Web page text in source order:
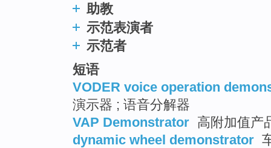
助教
示范表演者
示范者
短语
VODER voice operation
演示器 ; 语音分解器
VAP Demonstrator 高附加值产
dynamic wheel demonstrator